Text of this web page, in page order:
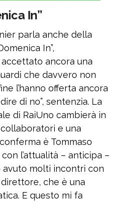
In”
parla anche della
In”,
ancora una
che davvero non
l’hanno offerta ancora
di no”, sentenzia. La
di RaiUno cambierà in
e una
è Tommaso
l’attualità – anticipa –
avuto molti incontri con
che è una
E questo mi fa